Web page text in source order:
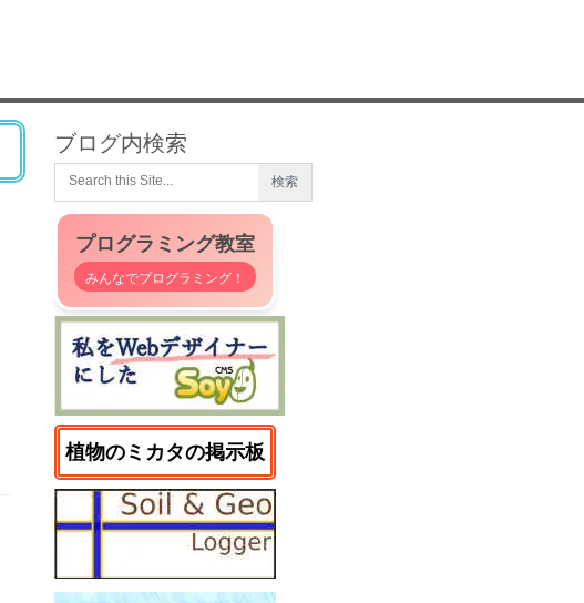
ブログ内検索
プログラミング教室
みんなでプログラミング！
植物のミカタの掲示板